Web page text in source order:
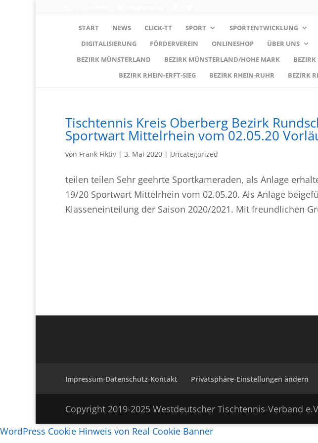
START NEWS CLICK-TT SPORT SPORTENTWICKLUNG
DIGITALISIERUNG
FÖRDERVEREIN ONLINESHOP ÜBER UNS
BEZIRK MÜNSTERLAND
BEZIRK MÜNSTERLAND/HOHE MARK
BEZIRK RHEIN-ERFT-SIEG
BEZIRK RHEIN-RUHR BEZIRK
Tischtennis Kreis Oberberg Bezirk
Sportwart Mittelrhein vom 02.05.20
von Frank Fiktiv | 3. Mai 2020 | Uncategorized
teilen teilen Sehr geehrte Sportkameraden, als Anlage
19/20 Sportwart Mittelrhein vom 02.05.20. Als Anlage
Klasseneinteilung der Saison 2020/2021. Mit freundlichen
Impressum-Datenschutz-Kontakt Privatsphäre-Einstellungen ändern
Copyright 2019-2025 Westdeutscher Tischtennis-Verband
WordPress Cookie Hinweis von Real Cookie Banner